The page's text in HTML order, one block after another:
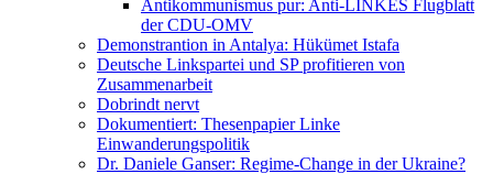
Antikommunismus pur: Anti-LINKES Flugblatt
der CDU-OMV
Demonstrantion in Antalya: Hükümet Istafa
Deutsche Linkspartei und SP profitieren von
Zusammenarbeit
Dobrindt nervt
Dokumentiert: Thesenpapier Linke
Einwanderungspolitik
Dr. Daniele Ganser: Regime-Change in der Ukraine?